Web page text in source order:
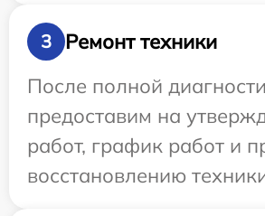
3
Ремонт техники
После полной
предоставим на
работ, график работ и
восстановлению